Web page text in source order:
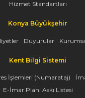
Hizmet Standartları
Konya Büyükşehir
Duyurular
Kent Bilgi Sistemi
İşlemleri (Numarataj)
E-İmar Planı Askı Listesi